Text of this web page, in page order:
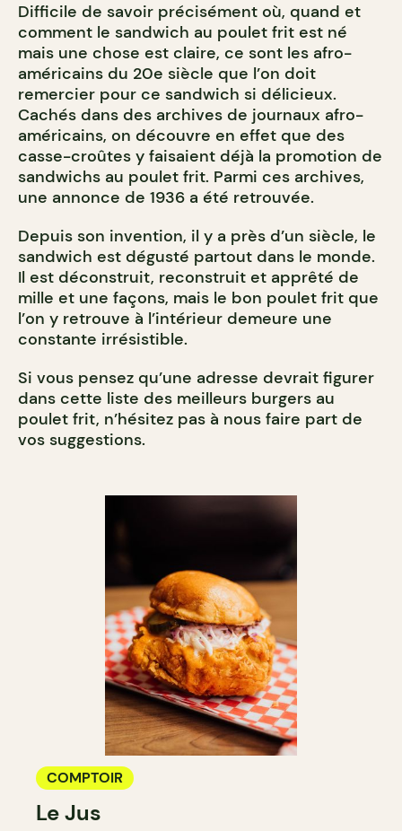
Difficile de savoir précisément où, quand et
comment le sandwich au poulet frit est né
mais une chose est claire, ce sont les afro-
américains du 20e siècle que l’on doit
remercier pour ce sandwich si délicieux.
Cachés dans des archives de journaux afro-
américains, on découvre en effet que des
casse-croûtes y faisaient déjà la promotion de
sandwichs au poulet frit. Parmi ces archives,
une annonce de 1936 a été retrouvée.
Depuis son invention, il y a près d’un siècle, le
sandwich est dégusté partout dans le monde.
Il est déconstruit, reconstruit et apprêté de
mille et une façons, mais le bon poulet frit que
l’on y retrouve à l’intérieur demeure une
constante irrésistible.
Si vous pensez qu’une adresse devrait figurer
dans cette liste des meilleurs burgers au
poulet frit, n’hésitez pas à nous faire part de
vos suggestions.
COMPTOIR
Le Jus